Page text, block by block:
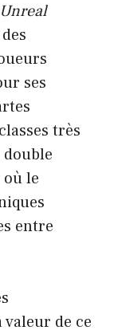
Unreal
ses
très
double
le
entre
de ce